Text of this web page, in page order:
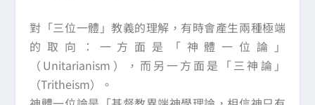
對「三位一體」教義的理解，有時會產生兩種極端
的取向：一方面是「神體一位論」
（Unitarianism），而另一方面是「三神論」
（Tritheism）。